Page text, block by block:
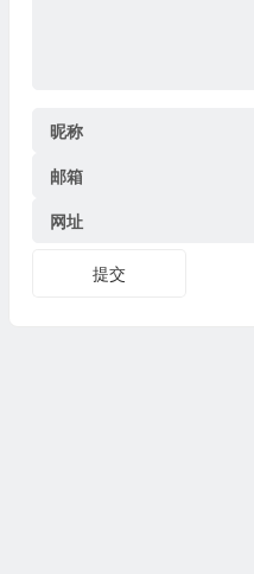
昵称
邮箱
网址
提交